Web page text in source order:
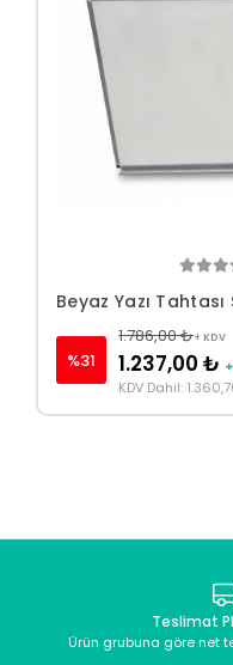
Beyaz Yazı
%31
1.786,00 ₺+ KDV
1.237,00 ₺
KDV Dahil:
Teslimat
Ürün grubuna göre net